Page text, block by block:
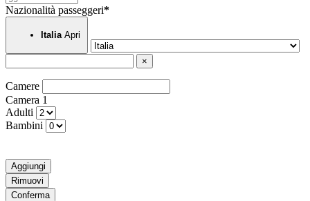
Nazionalità passeggeri*
Italia Apri
×
Camere
Camera 1
Adulti
Bambini
Aggiungi
Rimuovi
Conferma